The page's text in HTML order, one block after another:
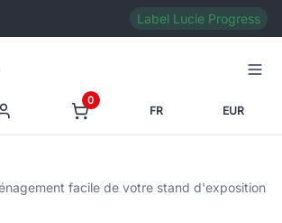
Label Lucie Progress
0
FR EUR
facile de votre stand d'exposition